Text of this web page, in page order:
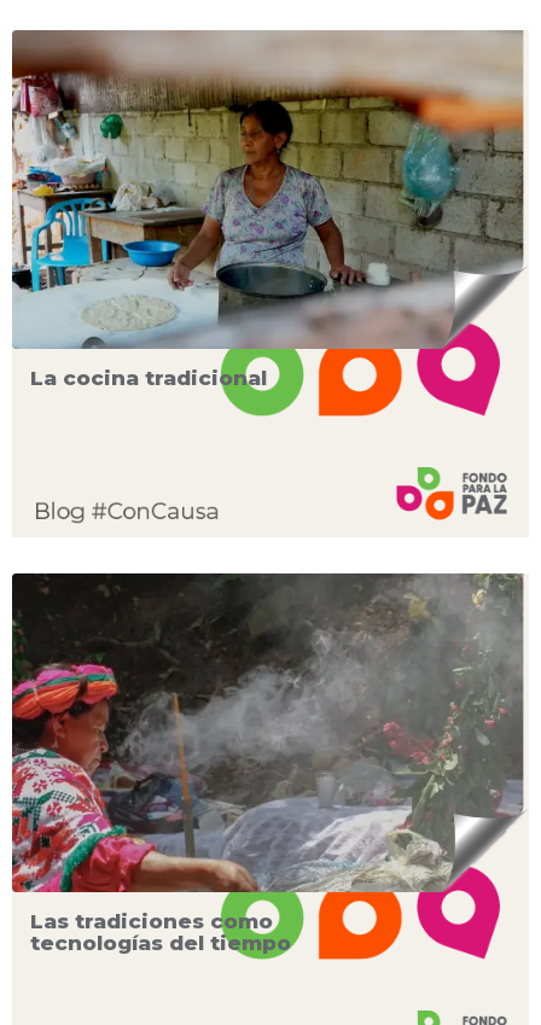
La cocina tradicional
Las tradiciones como
tecnologías del tiempo